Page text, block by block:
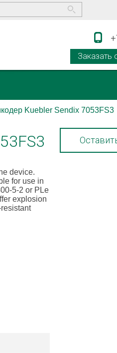
Заказать
Kuebler Sendix 7053FS3
device.
for use in
5-2 or PLe
explosion